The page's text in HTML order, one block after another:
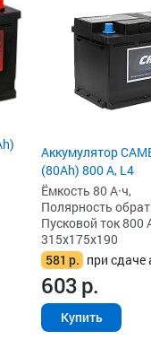
Аккумулятор
(80Ah) 800 А, L4
Ёмкость 80 А·ч,
Полярность
Пусковой ток 800
315x175x190
581 р. при сдаче
603р.
Купить